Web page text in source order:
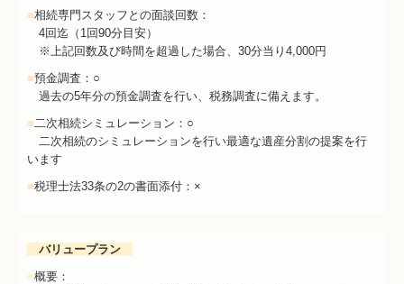
■相続専門スタッフとの面談回数：
4回迄（1回90分目安）
※上記回数及び時間を超過した場合、30分当り4,000円
■預金調査：○
過去の5年分の預金調査を行い、税務調査に備えます。
■二次相続シミュレーション：○
二次相続のシミュレーションを行い最適な遺産分割の提案を行
います
■税理士法33条の2の書面添付：×
バリュープラン
■概要：